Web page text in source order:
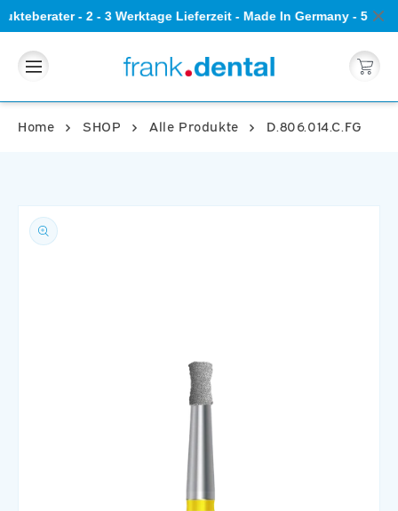
- 2 - 3 Werktage Lieferzeit - Made In Germany - 5
Direkt
zum
Warenkorb
Home SHOP Alle Produkte D.806.014.C.FG